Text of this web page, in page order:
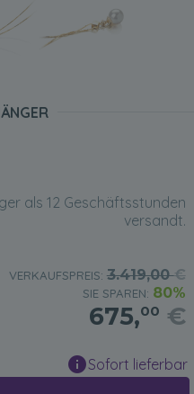
als 12 Geschäftsstunden
versandt.
VERKAUFSPREIS: 3.419,00€
SIE SPAREN: 80%
675,00 €
Sofort lieferbar